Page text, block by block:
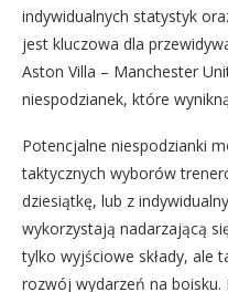
indywidualnych statystyk
jest kluczowa dla
Aston Villa – Manchester
niespodzianek, które
Potencjalne niespodzianki
taktycznych wyborów
dziesiątkę, lub z
wykorzystają nadarzającą
tylko wyjściowe składy, ale
rozwój wydarzeń na boisku.